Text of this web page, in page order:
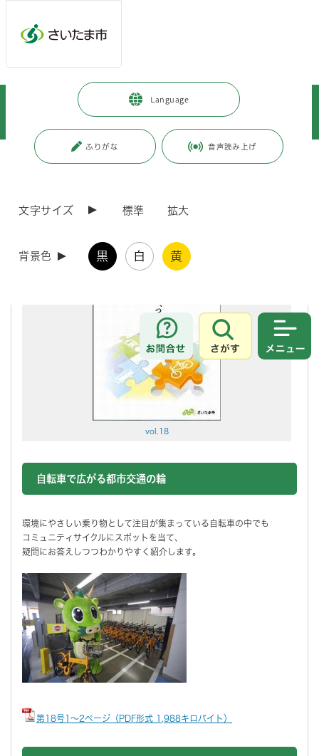
Language
ふりがな 音声読み上げ
文字サイズ 標準 拡大
背景色 黒 白 黄
お問合せ
さがす
暮らし・手続き > まちづくり・交通
都市局まちづくり広報誌「korekara」WEBサイト
各号の紹介
更新日付：2020年9月30日 / ページ番号：C032661
vol.18
自転車で広がる都市交通の輪
環境にやさしい乗り物として注目が集まっている自転車の中でも
コミュニティサイクルにスポットを当て、
疑問にお答えしつつわかりやすく紹介します。
第18号1～2ページ（PDF形式 1,988キロバイト）